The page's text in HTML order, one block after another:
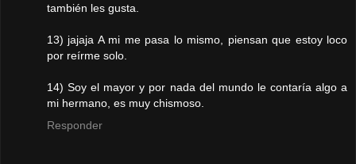
también les gusta.
13) jajaja A mi me pasa lo mismo, piensan que estoy loco
por reírme solo.
14) Soy el mayor y por nada del mundo le contaría algo a
mi hermano, es muy chismoso.
Responder